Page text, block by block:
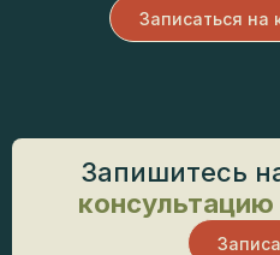
Записаться на
Запишитесь